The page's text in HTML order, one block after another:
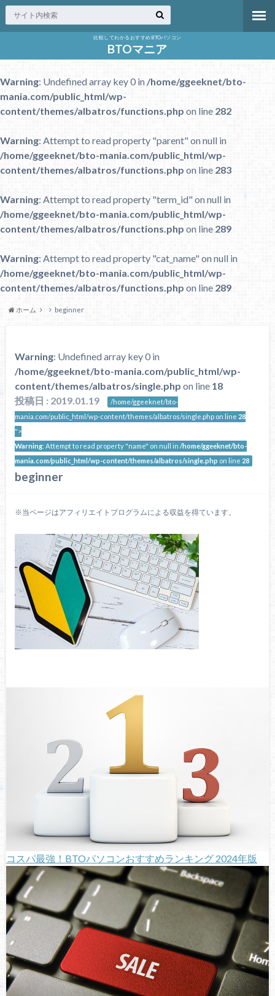
比較してわかるおすすめBTOパソコン
BTOマニア
Warning: Undefined array key 0 in/home/ggeeknet/bto-
mania.com/public_html/wp-
content/themes/albatros/functions.php on line 282
Warning: Attempt to read property "parent" on null in
/home/ggeeknet/bto-mania.com/public_html/wp-
content/themes/albatros/functions.php on line 283
Warning: Attempt to read property "term_id" on null in
/home/ggeeknet/bto-mania.com/public_html/wp-
content/themes/albatros/functions.php on line 289
Warning: Attempt to read property "cat_name" on null in
/home/ggeeknet/bto-mania.com/public_html/wp-
content/themes/albatros/functions.php on line 289
ホーム beginner
Warning: Undefined array key 0 in
/home/ggeeknet/bto-mania.com/public_html/wp-
content/themes/albatros/single.php on line 18
投稿日 : 2019.01.19
/home/ggeeknet/bto-
mania.com/public_html/wp-content/themes/albatros/single.php on line 28
">
Warning: Attempt to read property "name" on null in/home/ggeeknet/bto-
mania.com/public_html/wp-content/themes/albatros/single.php on line 28
beginner
※当ページはアフィリエイトプログラムによる収益を得ています。
コスパ最強！BTOパソコンおすすめランキング 2024年版